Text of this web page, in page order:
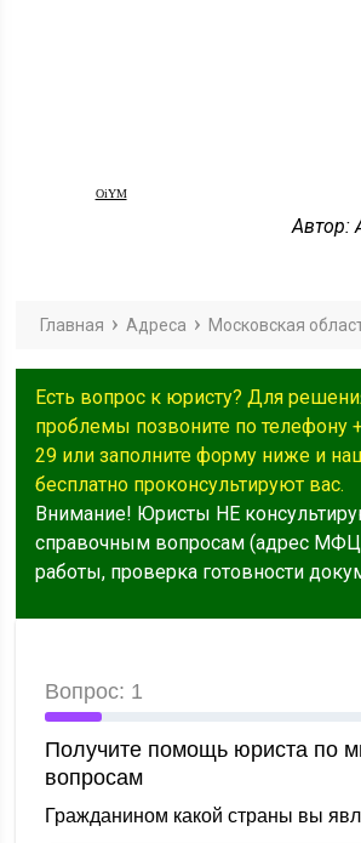
OiYM
Автор:
Главная Адреса Московская
Есть вопрос к юристу? Для
проблемы позвоните по телефону
29 или заполните форму ниже и
бесплатно проконсультируют вас.
Внимание! Юристы НЕ
справочным вопросам (адрес
работы, проверка готовности